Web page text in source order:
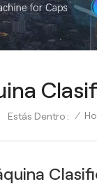
Estás Dentro : /